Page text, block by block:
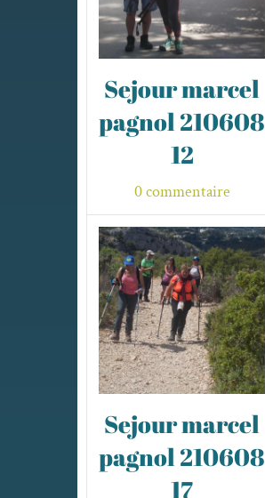
Sejour marcel
pagnol 210608
12
0 commentaire
Sejour marcel
pagnol 210608
17